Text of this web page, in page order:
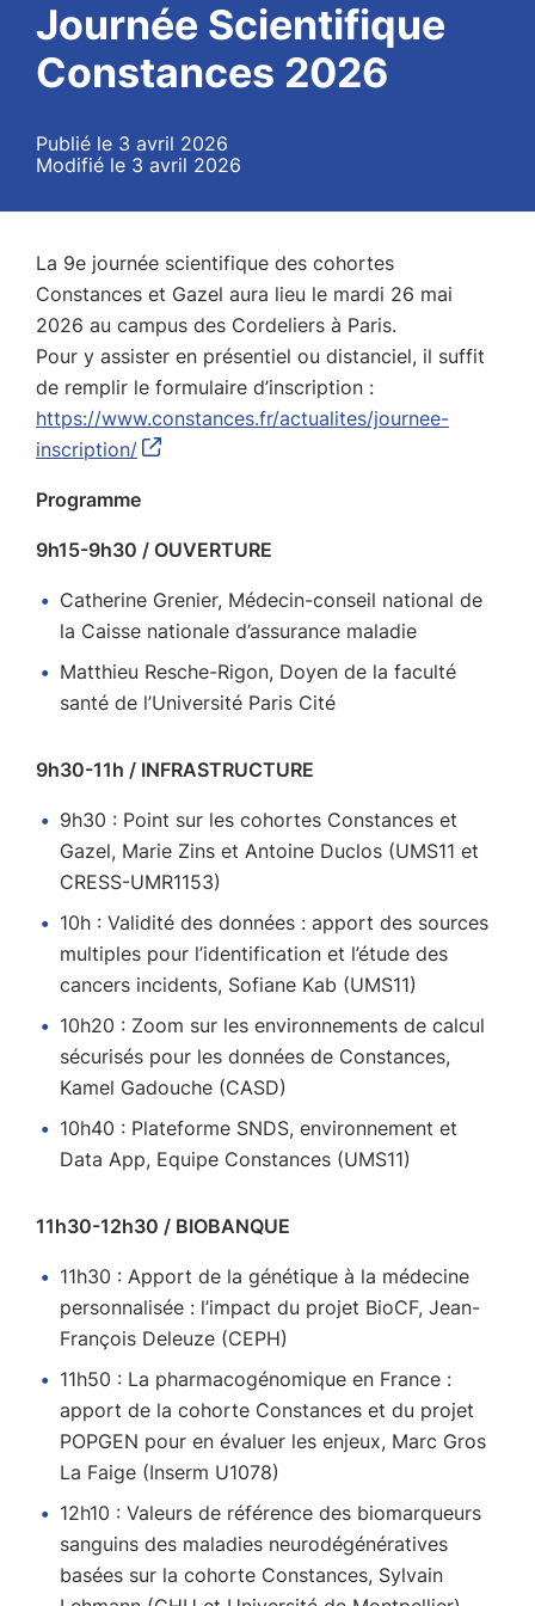
Journée Scientifique
Constances 2026
Publié le 3 avril 2026
Modifié le 3 avril 2026
La 9e journée scientifique des cohortes
Constances et Gazel aura lieu le mardi 26 mai
2026 au campus des Cordeliers à Paris.
Pour y assister en présentiel ou distanciel, il suffit
de remplir le formulaire d’inscription :
https://www.constances.fr/actualites/journee-
inscription/
Programme
9h15-9h30 / OUVERTURE
Catherine Grenier, Médecin-conseil national de
la Caisse nationale d’assurance maladie
Matthieu Resche-Rigon, Doyen de la faculté
santé de l’Université Paris Cité
9h30-11h / INFRASTRUCTURE
9h30 : Point sur les cohortes Constances et
Gazel, Marie Zins et Antoine Duclos (UMS11 et
CRESS-UMR1153)
10h : Validité des données : apport des sources
multiples pour l’identification et l’étude des
cancers incidents, Sofiane Kab (UMS11)
10h20 : Zoom sur les environnements de calcul
sécurisés pour les données de Constances,
Kamel Gadouche (CASD)
10h40 : Plateforme SNDS, environnement et
Data App, Equipe Constances (UMS11)
11h30-12h30 / BIOBANQUE
11h30 : Apport de la génétique à la médecine
personnalisée : l’impact du projet BioCF, Jean-
François Deleuze (CEPH)
11h50 : La pharmacogénomique en France :
apport de la cohorte Constances et du projet
POPGEN pour en évaluer les enjeux, Marc Gros
La Faige (Inserm U1078)
12h10 : Valeurs de référence des biomarqueurs
sanguins des maladies neurodégénératives
basées sur la cohorte Constances, Sylvain